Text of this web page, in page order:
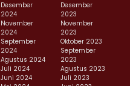
Desember
2024
November
2024
September
2024
Agustus 2024
Juli 2024
Juni 2024
Desember
2023
November
2023
Oktober 2023
September
2023
Agustus 2023
Juli 2023